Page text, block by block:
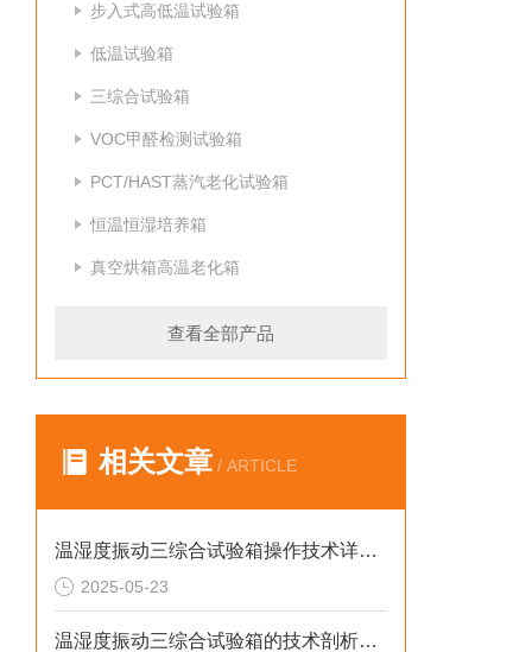
步入式高低温试验箱
低温试验箱
三综合试验箱
VOC甲醛检测试验箱
PCT/HAST蒸汽老化试验箱
恒温恒湿培养箱
真空烘箱高温老化箱
查看全部产品
相关文章 / ARTICLE
温湿度振动三综合试验箱操作技术详解与应用指导
2025-05-23
温湿度振动三综合试验箱的技术剖析与实用价值